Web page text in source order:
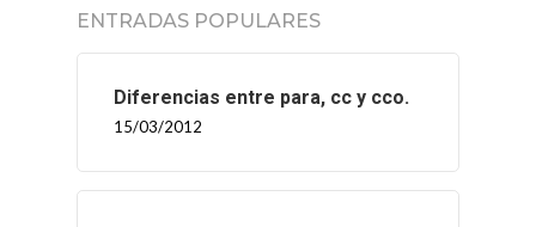
ENTRADAS POPULARES
Diferencias entre para, cc y cco.
15/03/2012